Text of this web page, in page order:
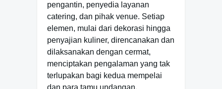
pengantin, penyedia layanan
catering, dan pihak venue. Setiap
elemen, mulai dari dekorasi hingga
penyajian kuliner, direncanakan dan
dilaksanakan dengan cermat,
menciptakan pengalaman yang tak
terlupakan bagi kedua mempelai